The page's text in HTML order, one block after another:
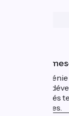
Qui
La
itinéraire
collectivités
touristiques.